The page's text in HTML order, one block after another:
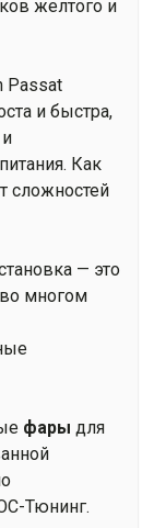
желтого и
Passat
и быстра,
Как
сложностей
— это
многом
фары для
Тюнинг.